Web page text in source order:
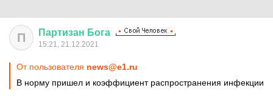
П Партизан Бога
15:21, 21.12.2021
От пользователя news@e1.ru
В норму пришел и коэффициент распространения инфекции